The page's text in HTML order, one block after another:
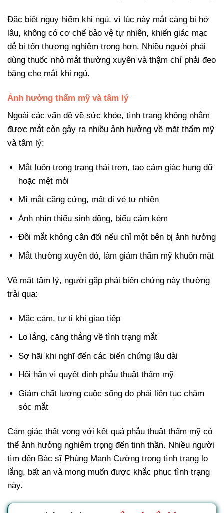
Đặc biệt nguy hiểm khi ngủ, vì lúc này mắt càng bị hở
lâu, không có cơ chế bảo vệ tự nhiên, khiến giác mạc
dễ bị tổn thương nghiêm trọng hơn. Nhiều người phải
dùng thuốc nhỏ mắt thường xuyên và thậm chí phải đeo
băng che mắt khi ngủ.
Ảnh hưởng thẩm mỹ và tâm lý
Ngoài các vấn đề về sức khỏe, tình trạng không nhắm
được mắt còn gây ra nhiều ảnh hưởng về mặt thẩm mỹ
và tâm lý:
Mắt luôn trong trạng thái trợn, tạo cảm giác hung dữ
hoặc mệt mỏi
Mí mắt căng cứng, mất đi vẻ tự nhiên
Ánh nhìn thiếu sinh động, biểu cảm kém
Đôi mắt không cân đối nếu chỉ một bên bị ảnh hưởng
Mắt thường xuyên đỏ, làm giảm thẩm mỹ khuôn mặt
Về mặt tâm lý, người gặp phải biến chứng này thường
trải qua:
Mặc cảm, tự ti khi giao tiếp
Lo lắng, căng thẳng về tình trạng mắt
Sợ hãi khi nghĩ đến các biến chứng lâu dài
Hối hận vì quyết định phẫu thuật thẩm mỹ
Giảm chất lượng cuộc sống do phải liên tục chăm
sóc mắt
Cảm giác thất vọng với kết quả phẫu thuật thẩm mỹ có
thể ảnh hưởng nghiêm trọng đến tinh thần. Nhiều người
tìm đến Bác sĩ Phùng Mạnh Cường trong tình trạng lo
lắng, bất an và mong muốn được khắc phục tình trạng
này.